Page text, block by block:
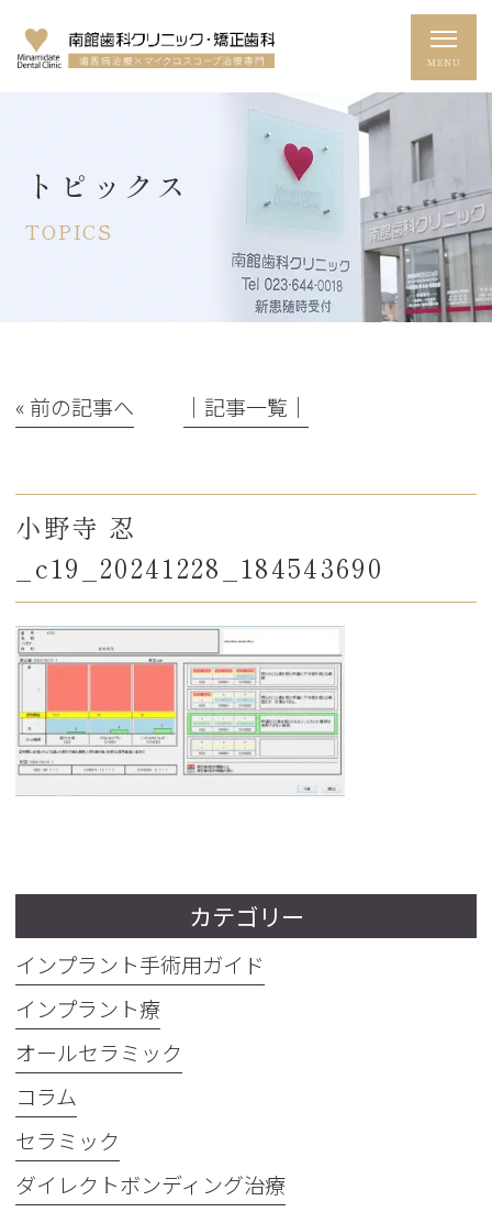
トピックス
TOPICS
« 前の記事へ │記事一覧│
小野寺 忍
_c19_20241228_184543690
カテゴリー
インプラント手術用ガイド
インプラント療
オールセラミック
コラム
セラミック
ダイレクトボンディング治療